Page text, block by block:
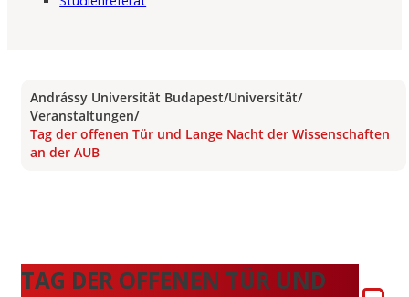
Andrássy Universität Budapest/Universität/
Veranstaltungen/
Tag der offenen Tür und Lange Nacht der Wissenschaften
an der AUB
TAG DER OFFENEN TÜR UND